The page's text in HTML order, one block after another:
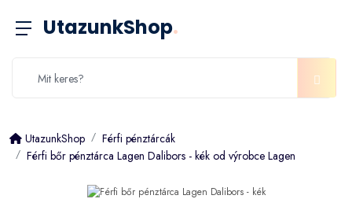
UtazunkShop.
UtazunkShop
Férfi pénztárcák
Férfi bőr pénztárca Lagen Dalibors - kék od výrobce Lagen